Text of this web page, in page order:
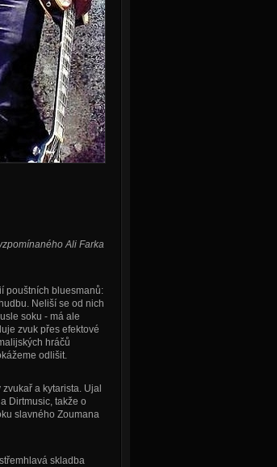
Ali Farka
pouštních bluesmanů:
Neliší se od nich
soku - má ale
zvuk přes efektové
hráčů
odlišit.
a kytarista. Ujal
Dirtmusic, takže o
slavného Zoumana
skladba